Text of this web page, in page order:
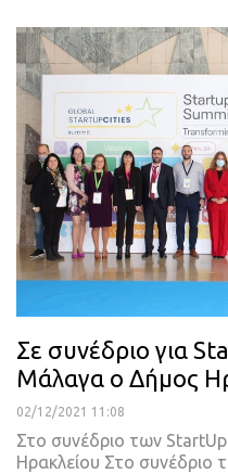
Σε συνέδριο για
Μάλαγα ο Δήμος
02/12/2021 11:08
Στο συνέδριο των
Ηρακλείου Στο συνέδριο